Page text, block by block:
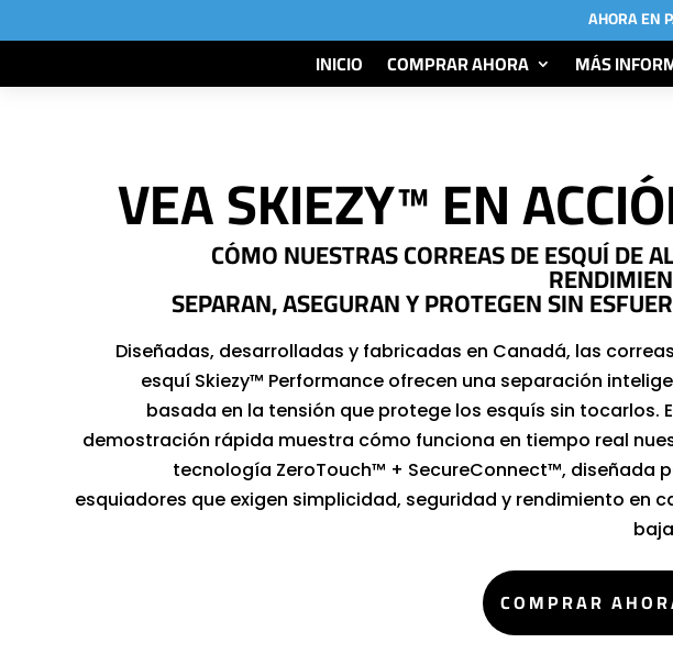
AHORA EN
INICIO COMPRAR AHORA MÁS
VEA SKIEZY™ EN
CÓMO NUESTRAS CORREAS DE ESQUÍ DE
SEPARAN, ASEGURAN Y PROTEGEN SIN
Diseñadas, desarrolladas y fabricadas en Canadá, las
esquí Skiezy™ Performance ofrecen una separación
basada en la tensión que protege los esquís sin tocarlos.
demostración rápida muestra cómo funciona en tiempo real
tecnología ZeroTouch™ + SecureConnect™, diseñada
esquiadores que exigen simplicidad, seguridad y rendimiento en
COMPRAR